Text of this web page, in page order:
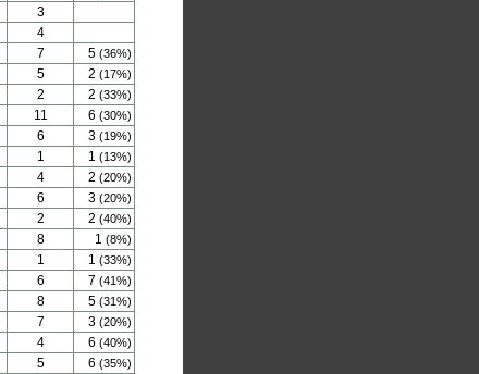
3
4
7 5 (36%)
5 2 (17%)
2 2 (33%)
11 6 (30%)
6 3 (19%)
1 1 (13%)
4 2 (20%)
6 3 (20%)
2 2 (40%)
8 1 (8%)
1 1 (33%)
6 7 (41%)
8 5 (31%)
7 3 (20%)
4 6 (40%)
5 6 (35%)